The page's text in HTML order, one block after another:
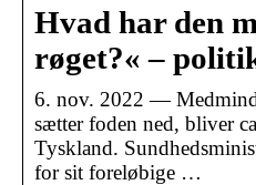
Hvad har den
røget?« –
6. nov. 2022 —
sætter foden ned, bliver
Tyskland.
for sit foreløbige …